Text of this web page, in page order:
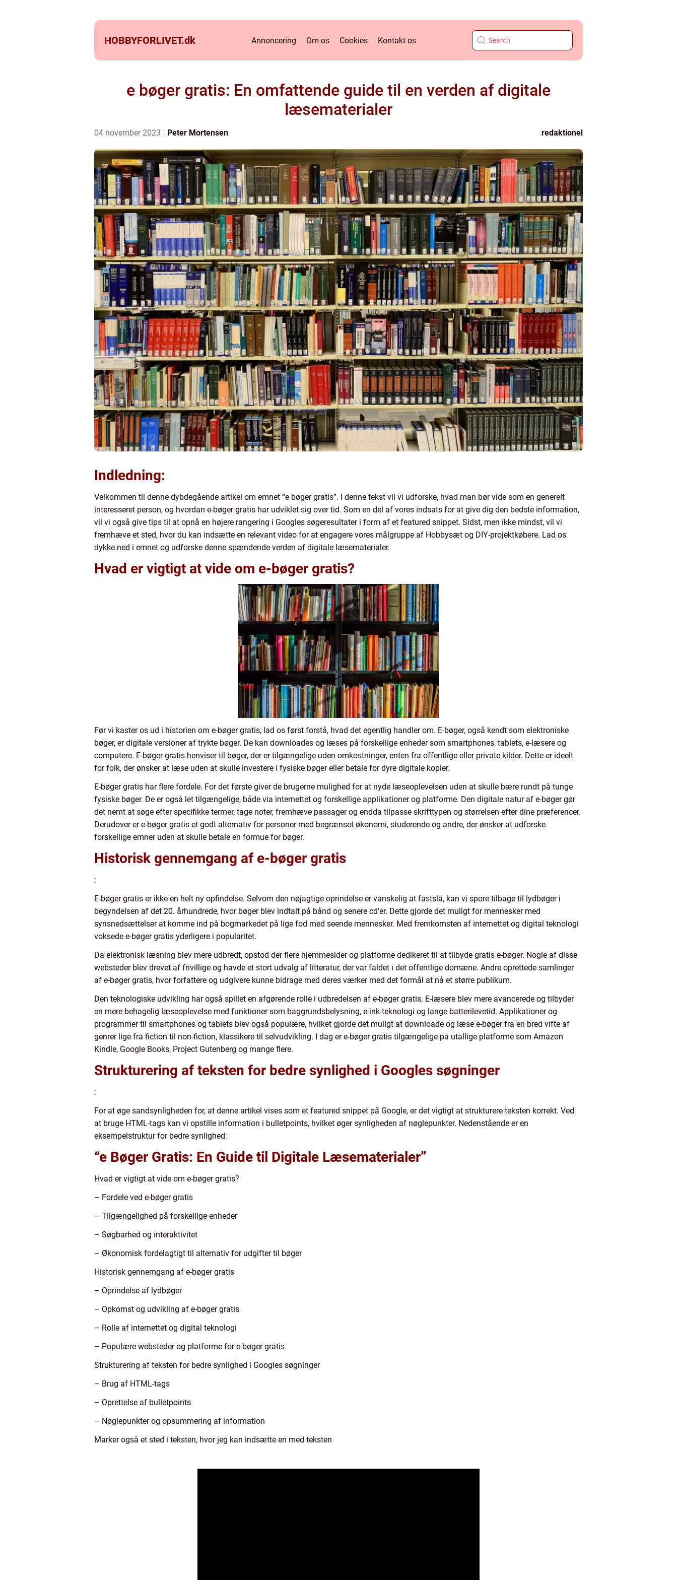
HOBBYFORLIVET.dk Annoncering Om os Cookies Kontakt os
e bøger gratis: En omfattende guide til en verden af digitale
læsematerialer
04 november 2023 Peter Mortensen redaktionel
Indledning:
Velkommen til denne dybdegående artikel om emnet “e bøger gratis”. I denne tekst vil vi udforske, hvad man bør vide som en generelt
interesseret person, og hvordan e-bøger gratis har udviklet sig over tid. Som en del af vores indsats for at give dig den bedste information,
vil vi også give tips til at opnå en højere rangering i Googles søgeresultater i form af et featured snippet. Sidst, men ikke mindst, vil vi
fremhæve et sted, hvor du kan indsætte en relevant video for at engagere vores målgruppe af Hobbysæt og DIY-projektkøbere. Lad os
dykke ned i emnet og udforske denne spændende verden af digitale læsematerialer.
Hvad er vigtigt at vide om e-bøger gratis?
Før vi kaster os ud i historien om e-bøger gratis, lad os først forstå, hvad det egentlig handler om. E-bøger, også kendt som elektroniske
bøger, er digitale versioner af trykte bøger. De kan downloades og læses på forskellige enheder som smartphones, tablets, e-læsere og
computere. E-bøger gratis henviser til bøger, der er tilgængelige uden omkostninger, enten fra offentlige eller private kilder. Dette er ideelt
for folk, der ønsker at læse uden at skulle investere i fysiske bøger eller betale for dyre digitale kopier.
E-bøger gratis har flere fordele. For det første giver de brugerne mulighed for at nyde læseoplevelsen uden at skulle bære rundt på tunge
fysiske bøger. De er også let tilgængelige, både via internettet og forskellige applikationer og platforme. Den digitale natur af e-bøger gør
det nemt at søge efter specifikke termer, tage noter, fremhæve passager og endda tilpasse skrifttypen og størrelsen efter dine præferencer.
Derudover er e-bøger gratis et godt alternativ for personer med begrænset økonomi, studerende og andre, der ønsker at udforske
forskellige emner uden at skulle betale en formue for bøger.
Historisk gennemgang af e-bøger gratis
:
E-bøger gratis er ikke en helt ny opfindelse. Selvom den nøjagtige oprindelse er vanskelig at fastslå, kan vi spore tilbage til lydbøger i
begyndelsen af det 20. århundrede, hvor bøger blev indtalt på bånd og senere cd’er. Dette gjorde det muligt for mennesker med
synsnedsættelser at komme ind på bogmarkedet på lige fod med seende mennesker. Med fremkomsten af internettet og digital teknologi
voksede e-bøger gratis yderligere i popularitet.
Da elektronisk læsning blev mere udbredt, opstod der flere hjemmesider og platforme dedikeret til at tilbyde gratis e-bøger. Nogle af disse
websteder blev drevet af frivillige og havde et stort udvalg af litteratur, der var faldet i det offentlige domæne. Andre oprettede samlinger
af e-bøger gratis, hvor forfattere og udgivere kunne bidrage med deres værker med det formål at nå et større publikum.
Den teknologiske udvikling har også spillet en afgørende rolle i udbredelsen af e-bøger gratis. E-læsere blev mere avancerede og tilbyder
en mere behagelig læseoplevelse med funktioner som baggrundsbelysning, e-ink-teknologi og lange batterilevetid. Applikationer og
programmer til smartphones og tablets blev også populære, hvilket gjorde det muligt at downloade og læse e-bøger fra en bred vifte af
genrer lige fra fiction til non-fiction, klassikere til selvudvikling. I dag er e-bøger gratis tilgængelige på utallige platforme som Amazon
Kindle, Google Books, Project Gutenberg og mange flere.
Strukturering af teksten for bedre synlighed i Googles søgninger
:
For at øge sandsynligheden for, at denne artikel vises som et featured snippet på Google, er det vigtigt at strukturere teksten korrekt. Ved
at bruge HTML-tags kan vi opstille information i bulletpoints, hvilket øger synligheden af nøglepunkter. Nedenstående er en
eksempelstruktur for bedre synlighed:
“e Bøger Gratis: En Guide til Digitale Læsematerialer”
Hvad er vigtigt at vide om e-bøger gratis?
– Fordele ved e-bøger gratis
– Tilgængelighed på forskellige enheder
– Søgbarhed og interaktivitet
– Økonomisk fordelagtigt til alternativ for udgifter til bøger
Historisk gennemgang af e-bøger gratis
– Oprindelse af lydbøger
– Opkomst og udvikling af e-bøger gratis
– Rolle af internettet og digital teknologi
– Populære websteder og platforme for e-bøger gratis
Strukturering af teksten for bedre synlighed i Googles søgninger
– Brug af HTML-tags
– Oprettelse af bulletpoints
– Nøglepunkter og opsummering af information
Marker også et sted i teksten, hvor jeg kan indsætte en med teksten